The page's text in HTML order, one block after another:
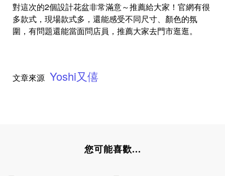
對這次的2個設計花盆非常滿意～推薦給大家！官網有很
多款式，現場款式多，還能感受不同尺寸、顏色的氛
圍，有問題還能當面問店員，推薦大家去門市逛逛。
文章來源 Yoshi又僖
您可能喜歡...